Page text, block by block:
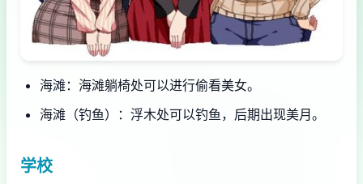
海滩：海滩躺椅处可以进行偷看美女。
海滩（钓鱼）：浮木处可以钓鱼，后期出现美月。
学校